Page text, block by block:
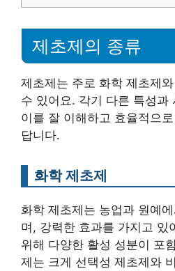
제초제의 종류
제초제는 주로 화학 제초제
수 있어요. 각기 다른 특성과
이를 잘 이해하고 효율적으
답니다.
화학 제초제
화학 제초제는 농업과 원예
며, 강력한 효과를 가지고 있
위해 다양한 활성 성분이 포
제는 크게 선택성 제초제와